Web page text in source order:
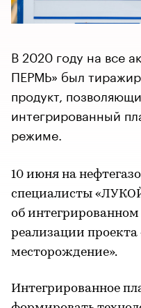
В 2020 году на все
ПЕРМЬ» был
продукт,
интегрированный
режиме.
10 июня на
специалисты
об
реализации проекта
месторождение».
Интегрированное